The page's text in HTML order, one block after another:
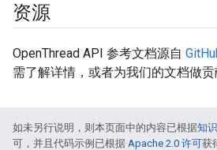
资源
OpenThread API 参考文档源自
需了解详情，或者为我们的文档做
如未另行说明，则本页面中的内容已根据知
可，并且代码示例已根据 Apache 2.0 许可获